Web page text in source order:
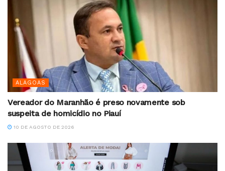
ALAGOAS
Vereador do Maranhão é preso novamente sob
suspeita de homicídio no Piauí
10 DE AGOSTO DE 2026